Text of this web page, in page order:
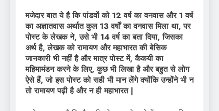
मजेदार बात ये है कि पांडवों को 12 वर्ष का वनवास और 1 वर्ष
का अज्ञातवास अर्थात कुल 13 वर्षों का वनवास मिला था, पर
पोस्ट के लेखक ने, उसे भी 14 वर्ष का बता दिया, जिसका
अर्थ है, लेखक को रामायण और महाभारत की बेसिक
जानकारी भी नहीं है और मात्र पोस्ट में, कैकयी का
महिमामंडन करने के लिए, कुछ भी लिखा है और बहुत से लोग
ऐसे हैं, जो इस पोस्ट को सही भी मान लेंगे क्योंकि उन्होंने भी न
तो रामायण पढ़ी है और न ही महाभारत |